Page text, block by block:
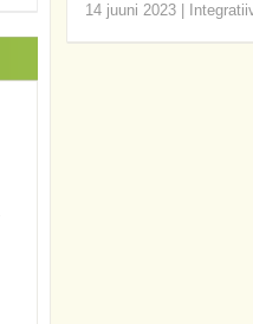
14 juuni 2023